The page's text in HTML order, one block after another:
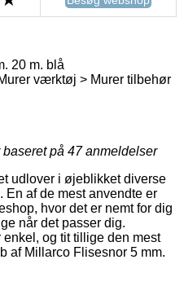
20 m. blå
værktøj > Murer tilbehør
på 47anmeldelser
udlover i øjeblikket diverse
af de mest anvendte er
hvor det er nemt for dig
når det passer dig.
og tit tillige den mest
af Millarco Flisesnor 5 mm.